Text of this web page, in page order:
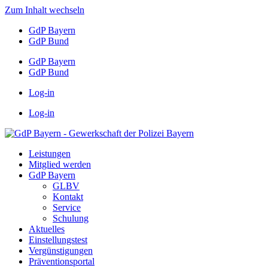
Zum Inhalt wechseln
GdP Bayern
GdP Bund
GdP Bayern
GdP Bund
Log-in
Log-in
Leistungen
Mitglied werden
GdP Bayern
GLBV
Kontakt
Service
Schulung
Aktuelles
Einstellungstest
Vergünstigungen
Präventionsportal